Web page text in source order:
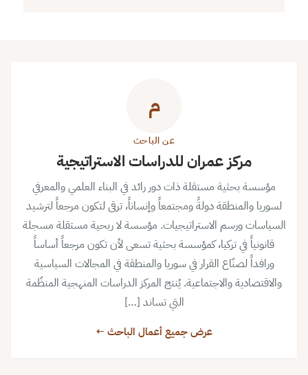
م
عن الباحث
مركز عمران للدراسات الاستراتيجية
مؤسسة بحثية مستقلة ذات دور رائد في البناء العلمي والمعرفي
لسوريا والمنطقة دولةً ومجتمعاً وإنساناً، ترقى لتكون مرجعاً لترشيد
السياسات ورسم الاستراتيجيات. مؤسسة لا ربحية مستقلة مسجلة
قانونياً في تركيا، كمؤسسة بحثية تسعى لأن تكون مرجعاً أساساً
ورافداً لصنّاع القرار في سوريا والمنطقة في المجالات السياسية
والاقتصادية والاجتماعية. يُنتج المركز الدراسات المنهجية المنظّمة
التي تساند […]
عرض جميع أعمال الباحث ←